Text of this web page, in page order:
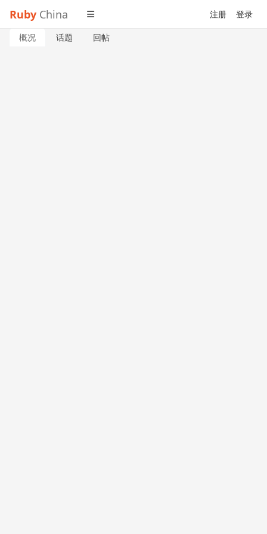
Ruby China 注册 登录
概况 话题 回帖